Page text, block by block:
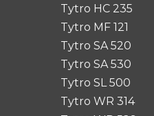
Tytro HC 235
Tytro MF 121
Tytro SA 520
Tytro SA 530
Tytro SL 500
Tytro WR 314